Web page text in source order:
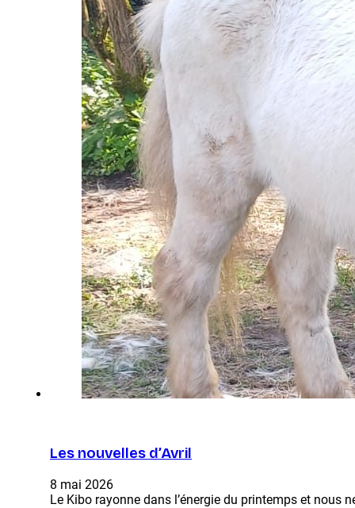
Les nouvelles d’Avril
8 mai 2026
Le Kibo rayonne dans l’énergie du printemps et nous